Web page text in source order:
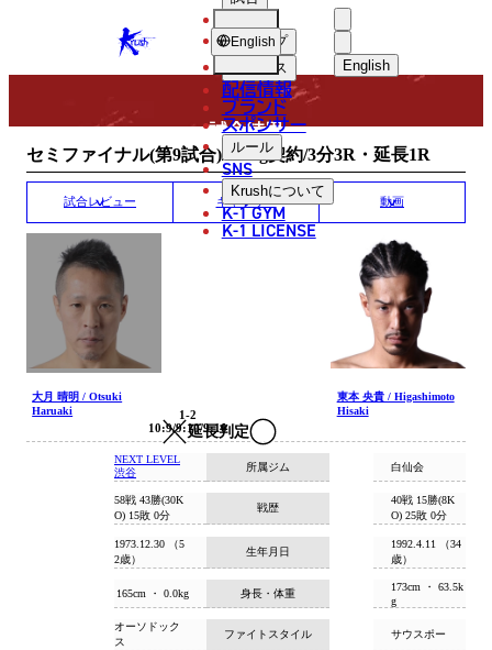
KRUSH English
한국어
中文（简体
中文（繁體
العربية
ショップ
ニュース
配信情報
ブランド
スポンサー
ルール
SNS
Krushについて
K-1 GYM
K-1 LICENSE
English
MATCH RESULT
試合結果
セミファイナル(第9試合)/-64kg契約/3分3R・延長1R
試合レビュー ギャラリー 動画
大月 晴明 / Otsuki
Haruaki
延長判定
1-2
10:9/9:10/9:10
東本 央貴 / Higashimoto
Hisaki
所属ジム
NEXT LEVEL
渋谷
白仙会
戦歴
58戦 43勝(30K
O) 15敗 0分
40戦 15勝(8K
O) 25敗 0分
生年月日
1973.12.30 （5
2歳）
1992.4.11 （34
歳）
身長・体重
165cm ・ 0.0kg
173cm ・ 63.5k
g
ファイトスタイル
オーソドック
ス
サウスポー